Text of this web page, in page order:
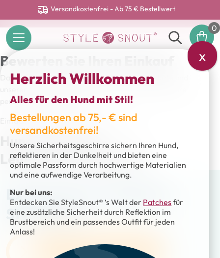
Versandkostenfrei - Ab 75 € Bestellwert
0
Bewerten Sie Ihren Einkauf
Da wir uns stets darum bemühen, unsere Produkte und
persönliche Bewertung!
Einfach Produkt anklicken und bewerten:
Hundegeschirre
Leinen und Halsbänder
Expert:innen empfehlen
StyleSnout
ZU DEN REFERENZEN
Herzlich Willkommen
Alles für den Hund mit Stil!
Bestellungen ab 75,- € sind
versandkostenfrei!
Unsere Sicherheitsgeschirre sichern Ihren Hund,
reflektieren in der Dunkelheit und bieten eine
optimale Passform durch hochwertige Materialien
und eine aufwendige Verarbeitung.
Nur bei uns:
Entdecken Sie StyleSnout® ‘s Welt der Patchesfür
eine zusätzliche Sicherheit durch Reflektion im
Brustbereich und ein passendes Outfit für jeden
Anlass!
x